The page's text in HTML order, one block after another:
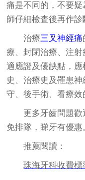
痛是不同的，不要
師仔細檢査後再作診
治療三叉神經痛
療、封閉治療、注
適應證及優缺點，
史、治療史 及罹患
守、後手術、看療效
更多牙齒問題歡
免排隊，睇牙有優惠
推薦閱讀：
珠海牙科收費標